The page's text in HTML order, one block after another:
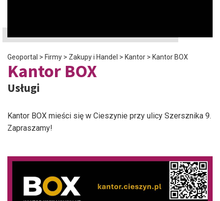
Geoportal > Firmy > Zakupy i Handel > Kantor > Kantor BOX
Kantor BOX
Usługi
Kantor BOX mieści się w Cieszynie przy ulicy Szersznika 9.
Zapraszamy!